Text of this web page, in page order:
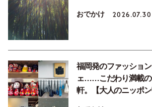
おでかけ 2026.07.30
福岡発のファッショ
ェ……こだわり満載の
軒。【大人のニッポン